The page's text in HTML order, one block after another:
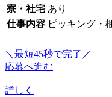
寮・社宅 あり
仕事内容 ピッキング・
＼最短45秒で完了／
応募へ進む
詳しく